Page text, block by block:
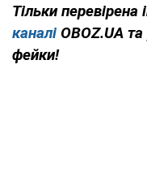
Тільки
каналі OBOZ.UA та
фейки!